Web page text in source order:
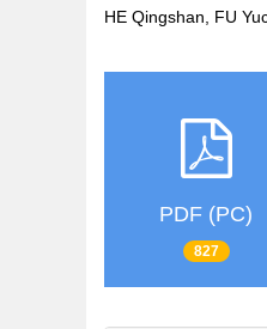
HE Qingshan, FU
PDF (PC)
827